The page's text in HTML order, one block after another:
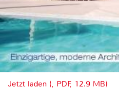
Jetzt laden (, PDF, 12.9 MB)